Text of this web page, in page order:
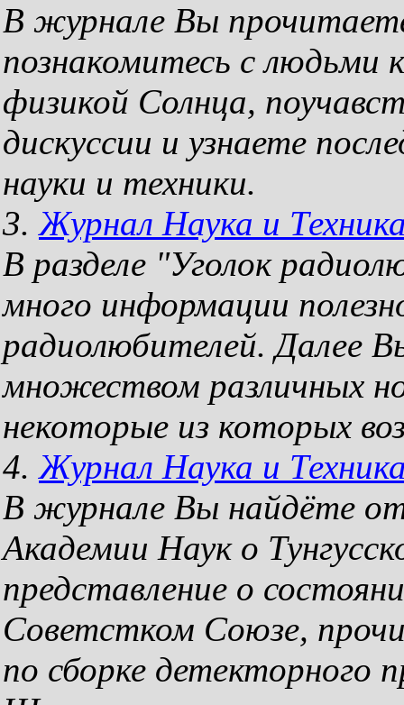
В журнале Вы
познакомитесь с людьми
физикой Солнца,
дискуссии и узнаете
науки и техники.
3. Журнал Наука и
В разделе "Уголок
много информации
радиолюбителей. Далее
множеством различных
некоторые из которых
4. Журнал Наука и
В журнале Вы найдёте
Академии Наук о
представление о
Советстком Союзе,
по сборке детекторного